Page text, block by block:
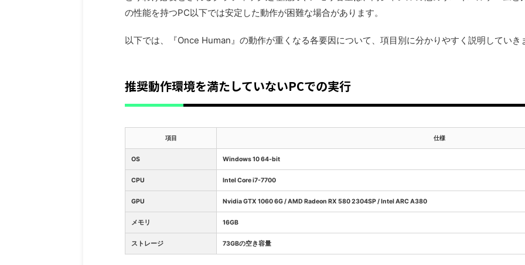
の性能を持つPC以下では安定した動作が困難な場合があります。
以下では、『Once Human』の動作が重くなる各要因について、項目別に分かりやすく説明していき
推奨動作環境を満たしていないPCでの実行
項目 仕様
OS Windows 10 64-bit
CPU Intel Core i7-7700
GPU Nvidia GTX 1060 6G / AMD Radeon RX 580 2304SP / Intel ARC A380
メモリ 16GB
ストレージ 73GBの空き容量